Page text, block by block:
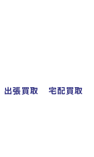
出張買取 宅配買取